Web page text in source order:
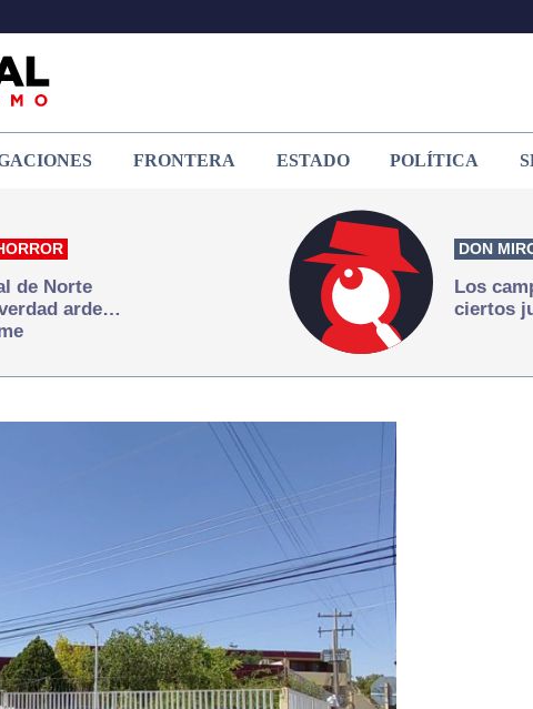
FRONTERA ESTADO POLÍTICA
de Norte
arde…
DON
Los
ciertos